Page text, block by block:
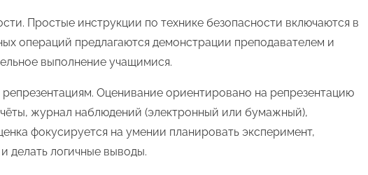
Простые инструкции по технике безопасности включаются в
операций предлагаются демонстрации преподавателем и
выполнение учащимися.
Оценивание ориентировано на репрезентацию
журнал наблюдений (электронный или бумажный),
фокусируется на умении планировать эксперимент,
делать логичные выводы.